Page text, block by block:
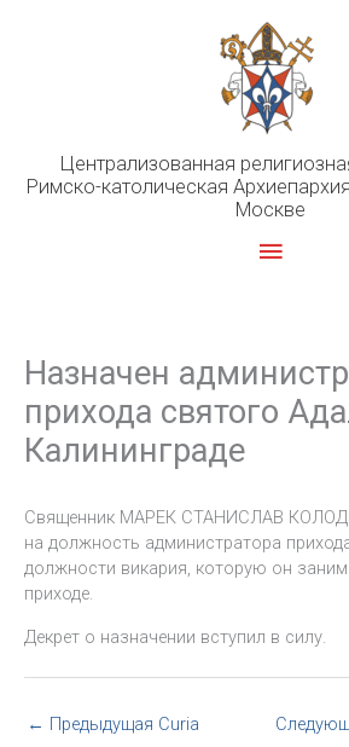
Централизованная
Римско-католическая
Москве
Главное
Назначен
прихода святого
Калининграде
Cвященник МАРЕК СТАНИСЛАВ
на должность администратора
должности викария, которую он
приходе.
Декрет о назначении вступил в силу.
← Предыдущая Curia